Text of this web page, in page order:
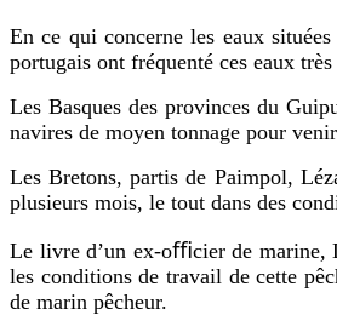
En ce qui concerne les eaux
portugais ont fréquenté ces eaux
Les Basques des provinces du
navires de moyen tonnage pour
Les Bretons, partis de Paimpol,
plusieurs mois, le tout dans des
Le livre d’un ex-oﬃcier de marine,
les conditions de travail de cette
de marin pêcheur.